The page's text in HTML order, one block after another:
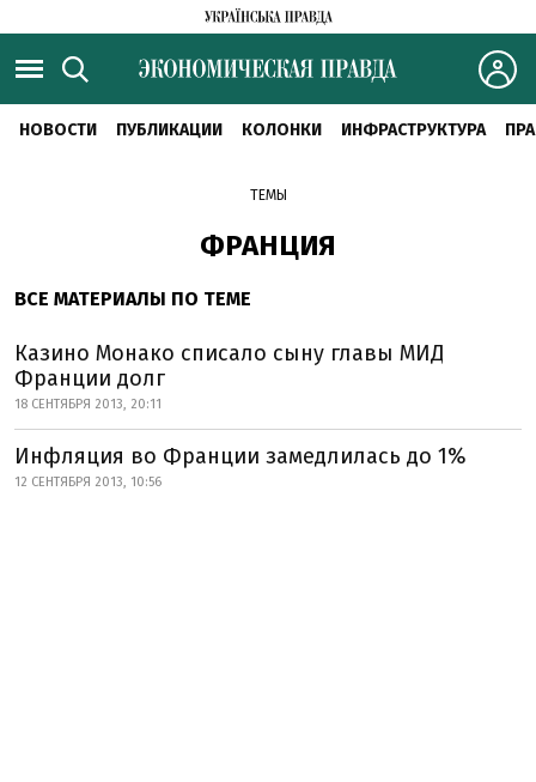
НОВОСТИ ПУБЛИКАЦИИ КОЛОНКИ ИНФРАСТРУКТУРА
ТЕМЫ
ФРАНЦИЯ
ВСЕ МАТЕРИАЛЫ ПО ТЕМЕ
Казино Монако списало сыну главы МИД
Франции долг
18 СЕНТЯБРЯ 2013, 20:11
Инфляция во Франции замедлилась до 1%
12 СЕНТЯБРЯ 2013, 10:56